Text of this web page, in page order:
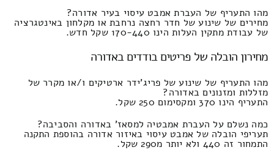
מהו התעריף של העברת אמבט עיסוי בעיר אדורה?
מחירים של שינוע של חדר רחצה נרחבת או מקלחון באינטגרציה
של עבודת מתקין העלות הינו 170-440 שקל חדש.
מחירון הובלה של פריטים בודדים באדורה
מהו התעריף של שינוע של פריג'ידר ארטיקים ו/או מקרר של
מזללות ומזנונים באדורה?
התעריף הינו 370 ומקסימום 250 שקל.
כמה נשלם על העברת אמבטיה למסאז' באדורה והסביבה?
תעריפי הובלה של אמבט עיסוי באיזור אדורה בהוספת התקנה
התמחור זה 440 ולא יותר מ290 שקל.